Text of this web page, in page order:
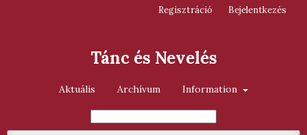
Tánc és Nevelés
Aktuális Archívum Information
Regisztráció Bejelentkezés